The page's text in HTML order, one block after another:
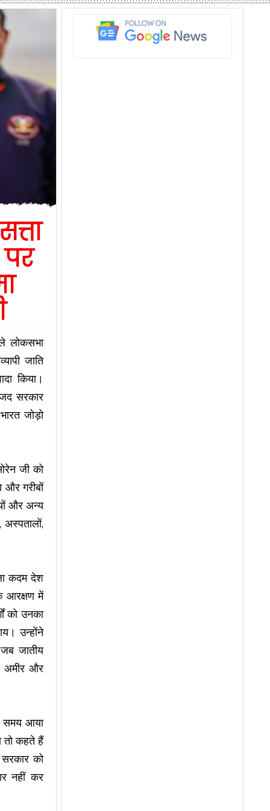
लोकसभा
जाति
किया।
सरकार
जोड़ो
जी को
और गरीबों
और अन्य
कदम देश
आरक्षण में
को उनका
उन्होंने
जातीय
अमीर और
समय आया
तो कहते हैं
को
नहीं कर